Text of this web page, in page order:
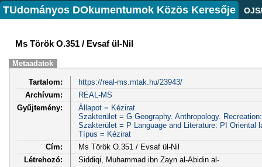
TUdományos DOkumentumok Közös Keresője
Ms Török O.351 / Evsaf ül-Nil
Metaadatok
Tartalom:
https://real-ms.mtak.hu/23943/
Archívum:
REAL-MS
Gyűjtemény:
Állapot = Kézirat
Szakterület = G Geography. Anthropology.
Szakterület = P Language and Literature: PI Oriental
Típus = Kézirat
Cím:
Ms Török O.351 / Evsaf ül-Nil
Létrehozó:
Siddiqi, Muhammad ibn Zayn al-Abidin al-